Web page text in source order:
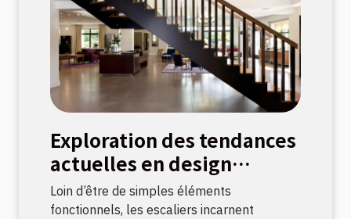
Exploration des tendances
actuelles en design
d'escaliers
Loin d’être de simples éléments
fonctionnels, les escaliers incarnent